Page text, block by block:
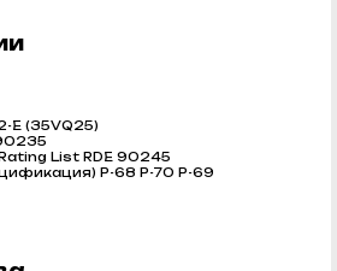
E (35VQ25)
List RDE 90245
P-68 P-70 P-69